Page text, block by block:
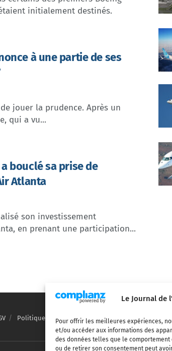
Le Journal de
Pour offrir les meilleures expériences,
et/ou accéder aux informations des
des données telles que le
ou de retirer son consentement peut
initialement destinés.
à une partie de ses
jouer la prudence. Après un
qui a vu...
bouclé sa prise de
Atlanta
son investissement
en prenant une participation...
Politique de confidentialité Cookies